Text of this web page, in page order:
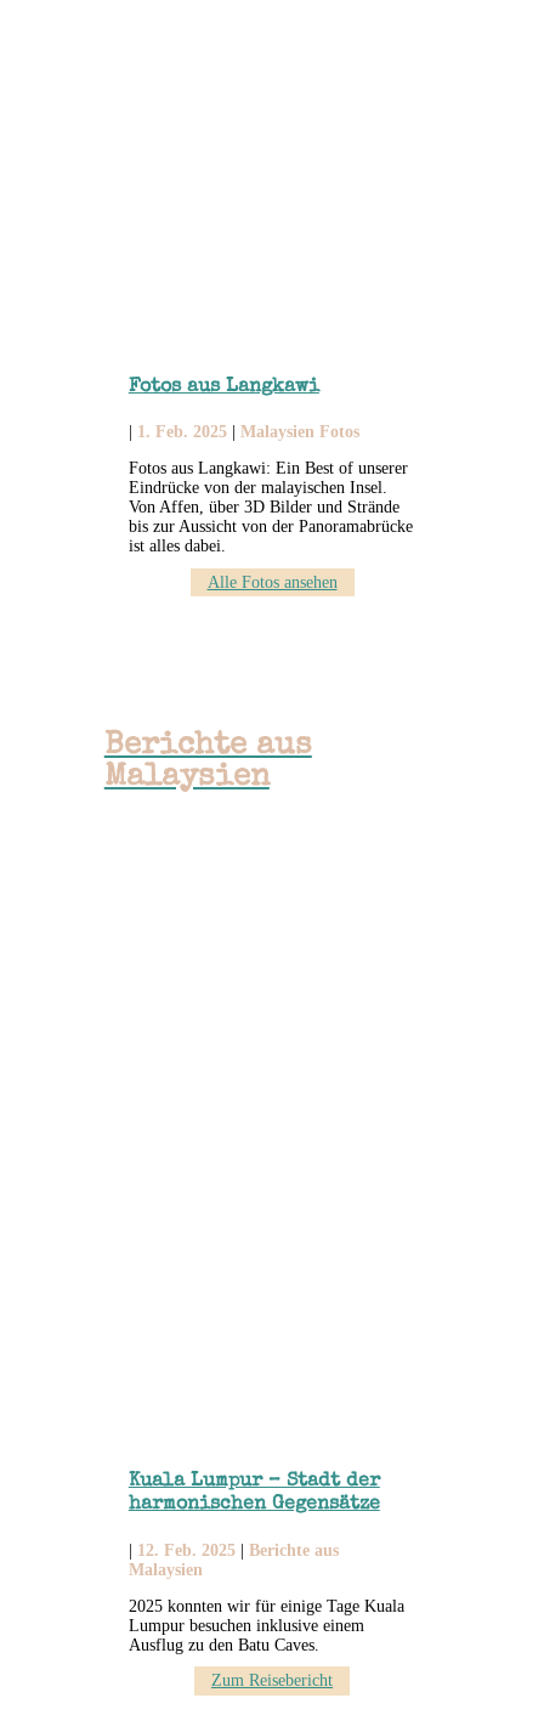
Fotos aus Langkawi
1. Feb. 2025
Malaysien Fotos
Fotos aus Langkawi: Ein Best of unserer
Eindrücke von der malayischen Insel.
Von Affen, über 3D Bilder und Strände
bis zur Aussicht von der Panoramabrücke
ist alles dabei.
Alle Fotos ansehen
Berichte aus
Malaysien
Kuala Lumpur – Stadt der
harmonischen Gegensätze
| 12. Feb. 2025 | Berichte aus
Malaysien
2025 konnten wir für einige Tage Kuala
Lumpur besuchen inklusive einem
Ausflug zu den Batu Caves.
Zum Reisebericht